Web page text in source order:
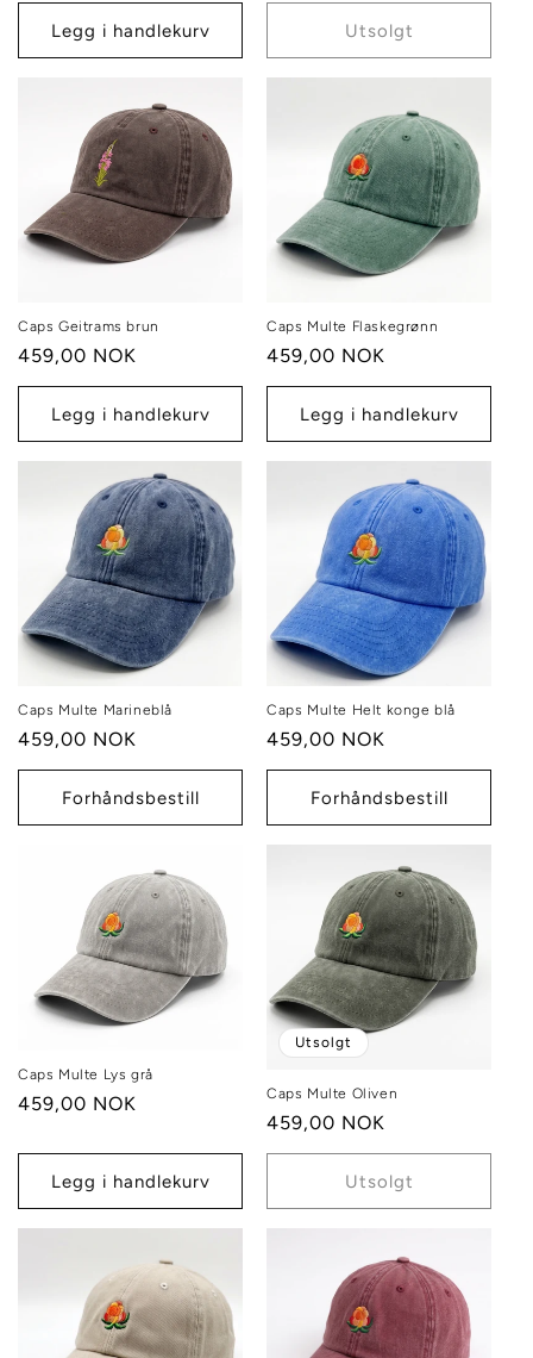
Legg i handlekurv Utsolgt
Caps Geitrams brun
Vanlig
pris
459,00 NOK
Legg i handlekurv
Caps Multe Flaskegrønn
Vanlig
pris
459,00 NOK
Legg i handlekurv
Caps Multe Marineblå
Vanlig
pris
459,00 NOK
Forhåndsbestill
Caps Multe Helt konge blå
Vanlig
pris
459,00 NOK
Forhåndsbestill
Caps Multe Lys grå
Vanlig
459,00 NOK
Legg i handlekurv
Utsolgt
Caps Multe Oliven
Vanlig
pris
459,00 NOK
Utsolgt